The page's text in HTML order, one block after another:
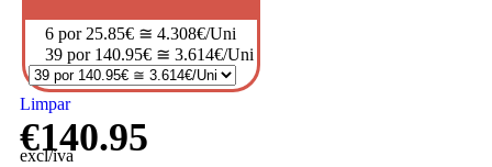
6 por 25.85€ ≅ 4.308€/Uni
39 por 140.95€ ≅ 3.614€/Uni
Limpar
€140.95
excl/iva